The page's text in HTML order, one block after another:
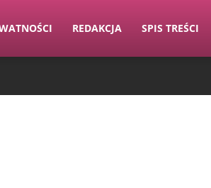
REDAKCJA SPIS TREŚCI